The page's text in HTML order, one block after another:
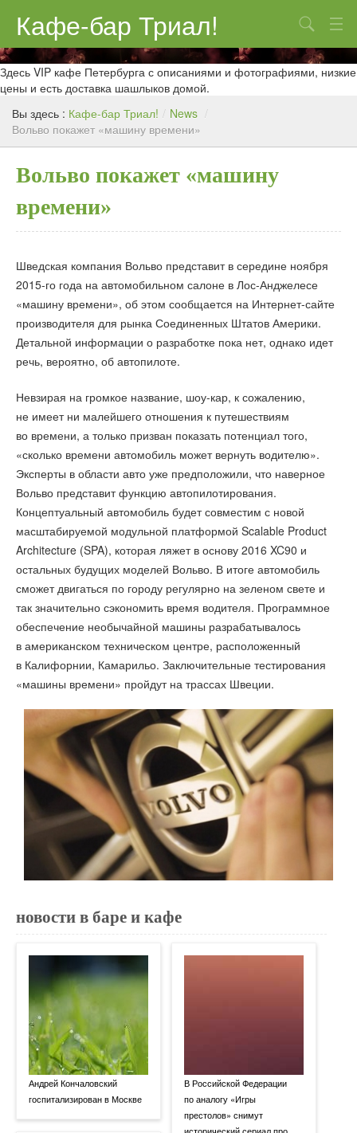
Кафе-бар Триал!
О нас
Меню
Контакты
Поиск
Здесь VIP кафе Петербурга с описаниями и фотографиями, низкие
цены и есть доставка шашлыков домой.
Вы здесь : Кафе-бар Триал! / News /
Вольво покажет «машину времени»
Вольво покажет «машину
времени»
Шведская компания Вольво представит в середине ноября
2015-го года на автомобильном салоне в Лос-Анджелесе
«машину времени», об этом сообщается на Интернет-сайте
производителя для рынка Соединенных Штатов Америки.
Детальной информации о разработке пока нет, однако идет
речь, вероятно, об автопилоте.
Невзирая на громкое название, шоу-кар, к сожалению,
не имеет ни малейшего отношения к путешествиям
во времени, а только призван показать потенциал того,
«сколько времени автомобиль может вернуть водителю».
Эксперты в области авто уже предположили, что наверное
Вольво представит функцию автопилотирования.
Концептуальный автомобиль будет совместим с новой
масштабируемой модульной платформой Scalable Product
Architecture (SPA), которая ляжет в основу 2016 XC90 и
остальных будущих моделей Вольво. В итоге автомобиль
сможет двигаться по городу регулярно на зеленом свете и
так значительно сэкономить время водителя. Программное
обеспечение необычайной машины разрабатывалось
в американском техническом центре, расположенный
в Калифорнии, Камарильо. Заключительные тестирования
«машины времени» пройдут на трассах Швеции.
новости в баре и кафе
Андрей Кончаловский
госпитализирован в Москве
В Российской Федерации
по аналогу «Игры
престолов» снимут